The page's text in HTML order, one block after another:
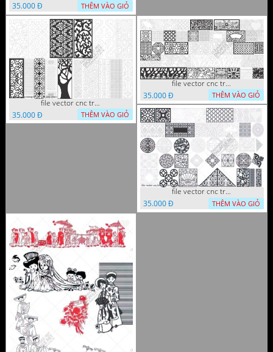
35.000 Đ
THÊM VÀO GIỎ
file vector cnc trang tri tranh du loai
35.000 Đ
THÊM VÀO GIỎ
file vector cnc trang tri tranh decor
35.000 Đ
THÊM VÀO GIỎ
file vector cnc trang tri khoi tron tru nghe thuat
35.000 Đ
THÊM VÀO GIỎ